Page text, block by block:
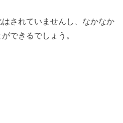
されていませんし、なかなか
できるでしょう。